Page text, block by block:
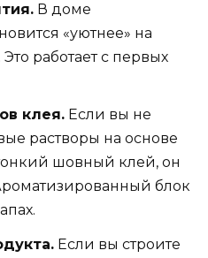
В доме
«уютнее» на
работает с первых
клея. Если вы не
растворы на основе
шовный клей, он
блок
Если вы строите